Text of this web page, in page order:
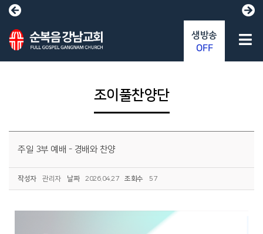
조이풀찬양단
주일 3부 예배 - 경배와 찬양
작성자 관리자 날짜 2026.04.27 조회수 57
생방송
OFF